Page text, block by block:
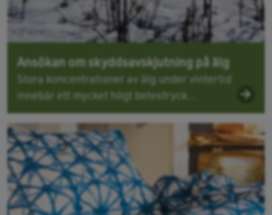
Ansökan om skyddsavskjutning på älg
Stora koncentrationer av älg under vintertid
innebär ett mycket högt betestryck...